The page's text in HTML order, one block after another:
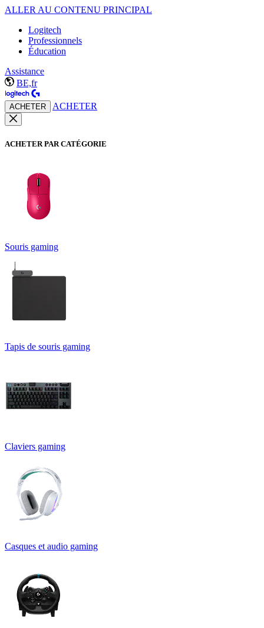
ALLER AU CONTENU PRINCIPAL
Logitech
Professionnels
Éducation
Assistance
BE,fr
ACHETER ACHETER
ACHETER PAR CATÉGORIE
Souris gaming
Tapis de souris gaming
Claviers gaming
Casques et audio gaming